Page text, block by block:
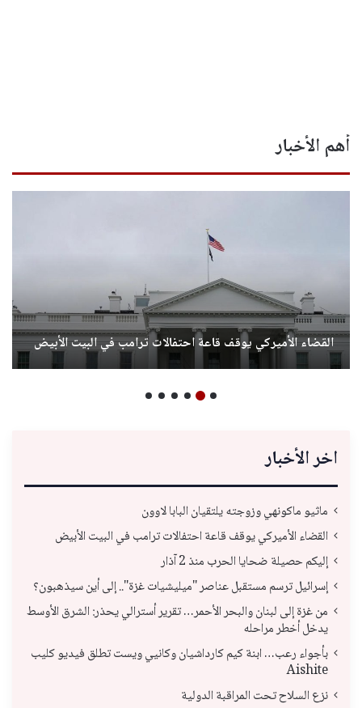
أهم الأخبار
القضاء الأميركي يوقف قاعة احتفالات ترامب في البيت الأبيض
اخر الأخبار
ماثيو ماكونهي وزوجته يلتقيان البابا لاوون
القضاء الأميركي يوقف قاعة احتفالات ترامب في البيت الأبيض
إليكم حصيلة ضحايا الحرب منذ 2 آذار
إسرائيل ترسم مستقبل عناصر "ميليشيات غزة".. إلى أين سيذهبون؟
من غزة إلى لبنان والبحر الأحمر… تقرير أسترالي يحذر: الشرق الأوسط
يدخل أخطر مراحله
بأجواء رعب… ابنة كيم كارداشيان وكانيي ويست تطلق فيديو كليب
Aishite
نزع السلاح تحت المراقبة الدولية